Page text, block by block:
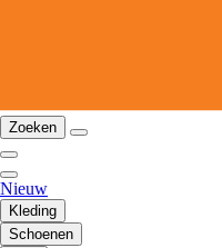
Zoeken
Nieuw
Kleding
Schoenen